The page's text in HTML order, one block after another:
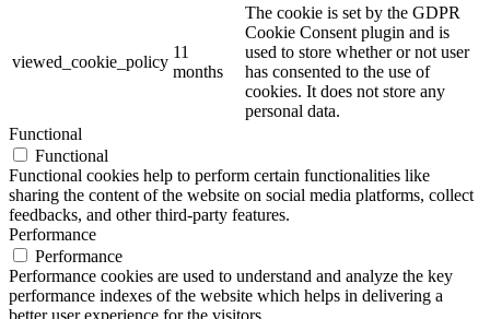
viewed_cookie_policy
11
months
The cookie is set by the GDPR
Cookie Consent plugin and is
used to store whether or not user
has consented to the use of
cookies. It does not store any
personal data.
Functional
Functional
Functional cookies help to perform certain functionalities like
sharing the content of the website on social media platforms, collect
feedbacks, and other third-party features.
Performance
Performance
Performance cookies are used to understand and analyze the key
performance indexes of the website which helps in delivering a
better user experience for the visitors.